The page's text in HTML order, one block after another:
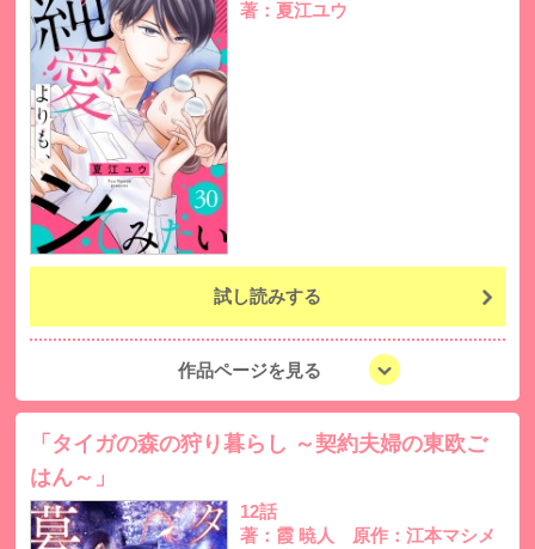
著：夏江ユウ
試し読みする
作品ページを見る
「タイガの森の狩り暮らし ～契約夫婦の東欧ご
はん～」
12話
著：霞 暁人 原作：江本マシメ